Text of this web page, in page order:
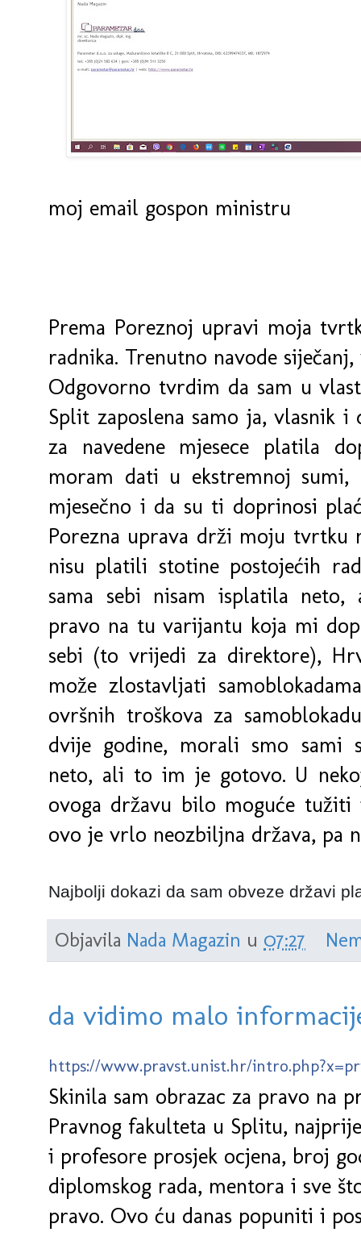
moj email gospon ministru
Prema Poreznoj upravi moja
radnika. Trenutno navode
Odgovorno tvrdim da sam u
Split zaposlena samo ja, vlasnik
za navedene mjesece platila
moram dati u ekstremnoj
mjesečno i da su ti doprinosi
Porezna uprava drži moju tvrtku
nisu platili stotine postojećih
sama sebi nisam isplatila
pravo na tu varijantu koja mi
sebi (to vrijedi za direktore),
može zlostavljati
ovršnih troškova za
dvije godine, morali smo sami
neto, ali to im je gotovo. U
ovoga državu bilo moguće
ovo je vrlo neozbiljna država, pa
Najbolji dokazi da sam obveze državi
Objavila Nada Magazin u 07:27
da vidimo malo
https://www.pravst.unist.hr/
Skinila sam obrazac za pravo na
Pravnog fakulteta u Splitu,
i profesore prosjek ocjena, broj
diplomskog rada, mentora i sve
pravo. Ovo ću danas popuniti i